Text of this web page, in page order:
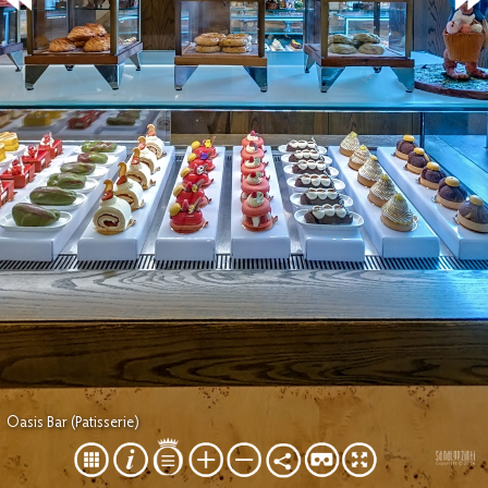
Oasis Bar (Patisserie)